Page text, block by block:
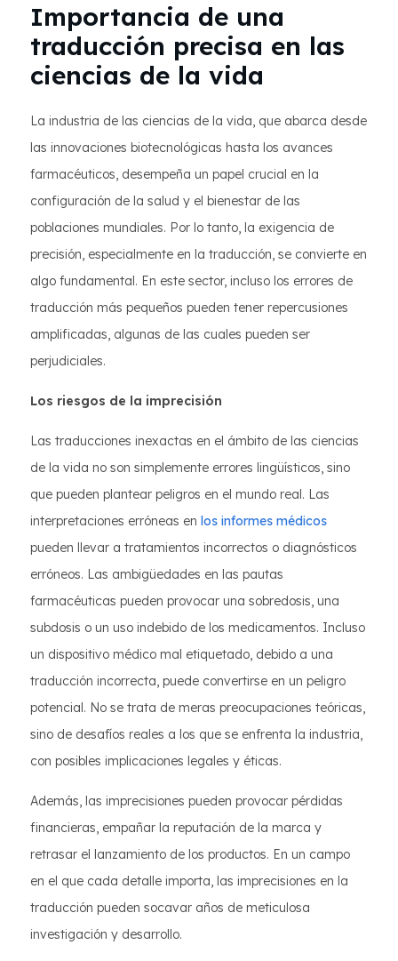
Importancia de una
traducción precisa en las
ciencias de la vida
La industria de las ciencias de la vida, que abarca desde
las innovaciones biotecnológicas hasta los avances
farmacéuticos, desempeña un papel crucial en la
configuración de la salud y el bienestar de las
poblaciones mundiales. Por lo tanto, la exigencia de
precisión, especialmente en la traducción, se convierte en
algo fundamental. En este sector, incluso los errores de
traducción más pequeños pueden tener repercusiones
amplificadas, algunas de las cuales pueden ser
perjudiciales.
Los riesgos de la imprecisión
Las traducciones inexactas en el ámbito de las ciencias
de la vida no son simplemente errores lingüísticos, sino
que pueden plantear peligros en el mundo real. Las
interpretaciones erróneas en los informes médicos
pueden llevar a tratamientos incorrectos o diagnósticos
erróneos. Las ambigüedades en las pautas
farmacéuticas pueden provocar una sobredosis, una
subdosis o un uso indebido de los medicamentos. Incluso
un dispositivo médico mal etiquetado, debido a una
traducción incorrecta, puede convertirse en un peligro
potencial. No se trata de meras preocupaciones teóricas,
sino de desafíos reales a los que se enfrenta la industria,
con posibles implicaciones legales y éticas.
Además, las imprecisiones pueden provocar pérdidas
financieras, empañar la reputación de la marca y
retrasar el lanzamiento de los productos. En un campo
en el que cada detalle importa, las imprecisiones en la
traducción pueden socavar años de meticulosa
investigación y desarrollo.